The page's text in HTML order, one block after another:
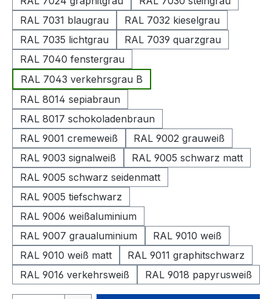
RAL 7031 blaugrau
RAL 7032 kieselgrau
RAL 7035 lichtgrau
RAL 7039 quarzgrau
RAL 7040 fenstergrau
RAL 7043 verkehrsgrau B
RAL 8014 sepiabraun
RAL 8017 schokoladenbraun
RAL 9001 cremeweiß
RAL 9002 grauweiß
RAL 9003 signalweiß
RAL 9005 schwarz matt
RAL 9005 schwarz seidenmatt
RAL 9005 tiefschwarz
RAL 9006 weißaluminium
RAL 9007 graualuminium
RAL 9010 weiß
RAL 9010 weiß matt
RAL 9011 graphitschwarz
RAL 9016 verkehrsweiß
RAL 9018 papyrusweiß